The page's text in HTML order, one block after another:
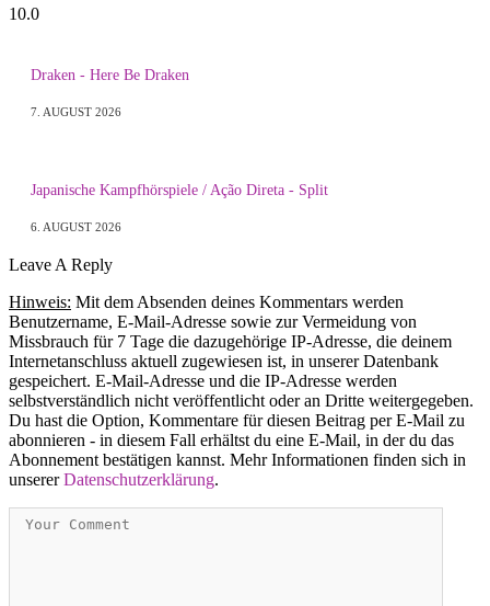
10.0
Draken - Here Be Draken
7. AUGUST 2026
Japanische Kampfhörspiele / Ação Direta - Split
6. AUGUST 2026
Leave A Reply
Hinweis: Mit dem Absenden deines Kommentars werden
Benutzername, E-Mail-Adresse sowie zur Vermeidung von
Missbrauch für 7 Tage die dazugehörige IP-Adresse, die deinem
Internetanschluss aktuell zugewiesen ist, in unserer Datenbank
gespeichert. E-Mail-Adresse und die IP-Adresse werden
selbstverständlich nicht veröffentlicht oder an Dritte weitergegeben.
Du hast die Option, Kommentare für diesen Beitrag per E-Mail zu
abonnieren - in diesem Fall erhältst du eine E-Mail, in der du das
Abonnement bestätigen kannst. Mehr Informationen finden sich in
unsererDatenschutzerklärung.